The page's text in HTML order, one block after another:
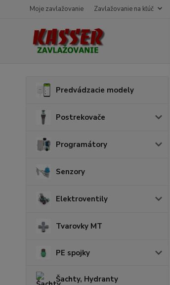
Moje zavlažovanie Zavlažovanie na kľúč
Predvádzacie modely
Postrekovače
Programátory
Senzory
Elektroventily
Tvarovky MT
PE spojky
Šachty, Hydranty